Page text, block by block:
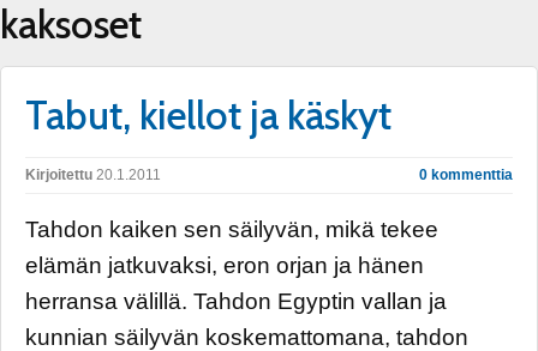
kaksoset
Tabut, kiellot ja käskyt
Kirjoitettu 20.1.2011 0 kommenttia
Tahdon kaiken sen säilyvän, mikä tekee
elämän jatkuvaksi, eron orjan ja hänen
herransa välillä. Tahdon Egyptin vallan ja
kunnian säilyvän koskemattomana, tahdon